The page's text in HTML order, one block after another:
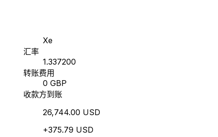
Xe
汇率
1.337200
转账费用
0 GBP
收款方到账
26,744.00 USD
+375.79 USD